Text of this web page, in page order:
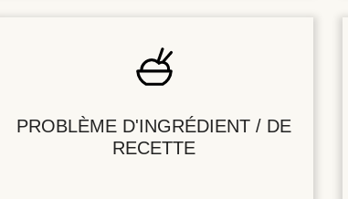
PROBLÈME D'INGRÉDIENT / DE
RECETTE